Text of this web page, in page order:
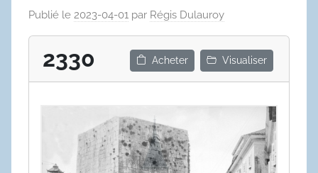
Publié le 2023-04-01 par Régis Dulauroy
2330 Acheter Visualiser